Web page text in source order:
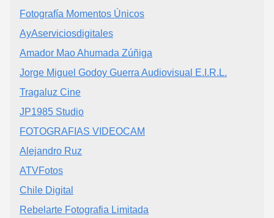
Fotografía Momentos Únicos
AyAserviciosdigitales
Amador Mao Ahumada Zúñiga
Jorge Miguel Godoy Guerra Audiovisual E.I.R.L.
Tragaluz Cine
JP1985 Studio
FOTOGRAFIAS VIDEOCAM
Alejandro Ruz
ATVFotos
Chile Digital
Rebelarte Fotografia Limitada